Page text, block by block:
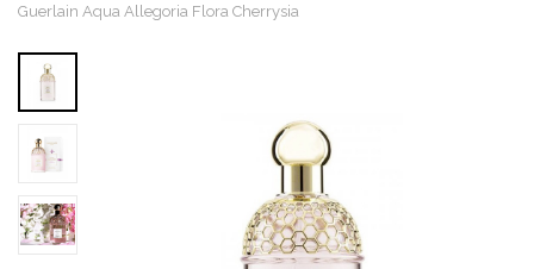
Guerlain Aqua Allegoria Flora Cherrysia